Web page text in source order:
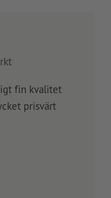
fin kvalitet
prisvärt